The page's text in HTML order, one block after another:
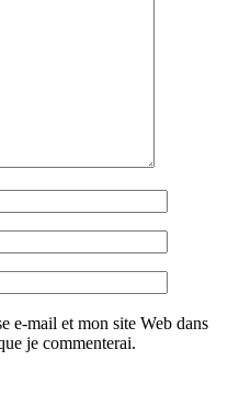
e-mail et mon site Web dans
je commenterai.